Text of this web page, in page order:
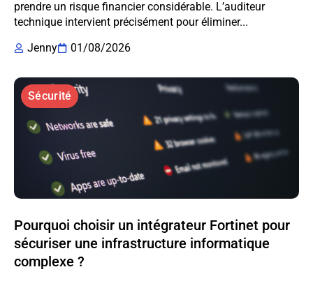
prendre un risque financier considérable. L’auditeur
technique intervient précisément pour éliminer...
Jenny
01/08/2026
Sécurité
Pourquoi choisir un intégrateur Fortinet pour
sécuriser une infrastructure informatique
complexe ?